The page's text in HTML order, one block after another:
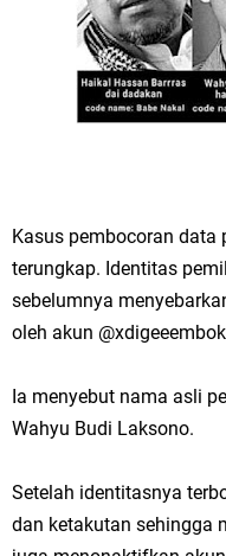
Kasus pembocoran data
terungkap. Identitas
sebelumnya
oleh akun
Ia menyebut nama asli
Wahyu Budi Laksono.
Setelah identitasnya
dan ketakutan sehingga